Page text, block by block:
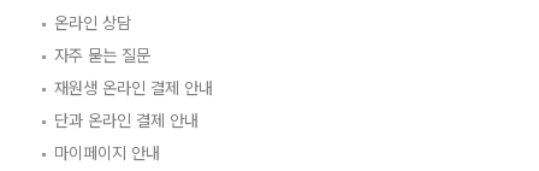
온라인 상담
자주 묻는 질문
재원생 온라인 결제 안내
단과 온라인 결제 안내
마이페이지 안내